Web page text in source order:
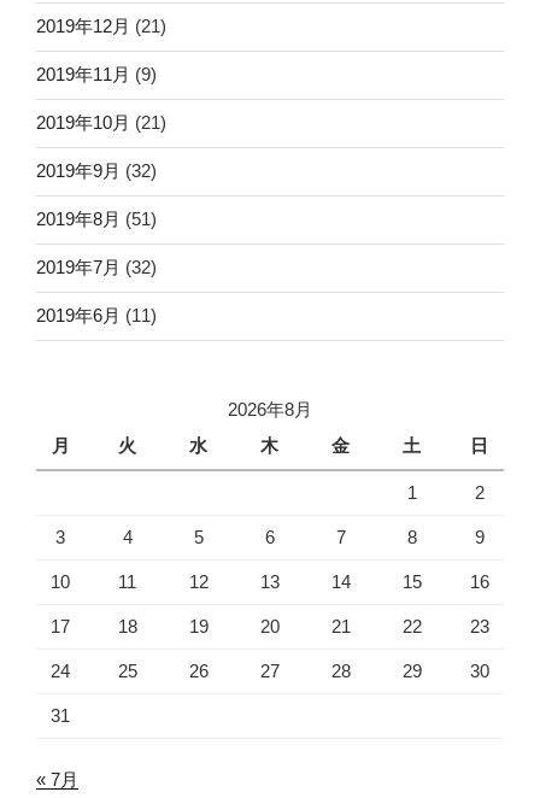
2019年12月 (21)
2019年11月 (9)
2019年10月 (21)
2019年9月 (32)
2019年8月 (51)
2019年7月 (32)
2019年6月 (11)
2026年8月
月
火 水 木 金 土 日
1 2
3 4 5 6 7 8 9
10 11 12 13 14 15 16
17 18 19 20 21 22 23
24 25 26 27 28 29 30
31
« 7月